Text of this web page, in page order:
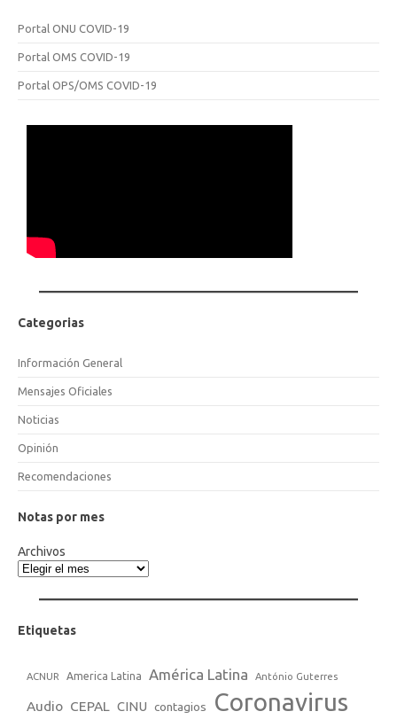
Portal ONU COVID-19
Portal OMS COVID-19
Portal OPS/OMS COVID-19
Categorias
Información General
Mensajes Oficiales
Noticias
Opinión
Recomendaciones
Notas por mes
Archivos
Etiquetas
ACNUR America Latina América Latina António Guterres
Audio CEPAL CINU contagios Coronavirus